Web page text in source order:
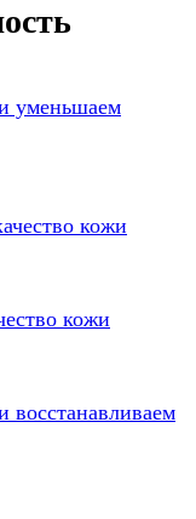
уменьшаем
кожи
кожи
восстанавливаем